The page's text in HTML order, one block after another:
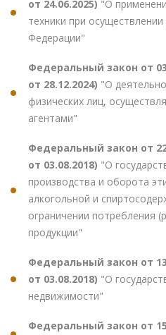
от 24.06.2025) "О
техники при
Федерации"
Федеральный закон от
от 28.12.2024) "О
физических лиц,
агентами"
Федеральный закон от
от 03.08.2018) "О
производства и оборота
алкогольной и
ограничении потребления
продукции"
Федеральный закон от
от 03.08.2018) "О
недвижимости"
Федеральный закон от